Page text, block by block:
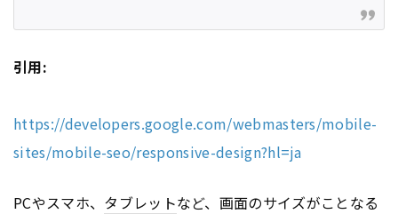
引用:
https://developers.google.com/webmasters/mobile-
sites/mobile-seo/responsive-design?hl=ja
PCやスマホ、 タブレットなど、画面のサイズがことなる